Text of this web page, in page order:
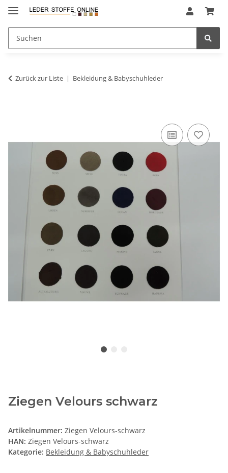
Zurück zur Liste Bekleidung & Babyschuhleder
Ziegen Velours schwarz
Artikelnummer: Ziegen Velours-schwarz
HAN: Ziegen Velours-schwarz
Kategorie: Bekleidung & Babyschuhleder